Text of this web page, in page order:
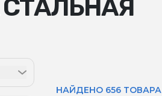
НАЙДЕНО 656 ТОВАРА